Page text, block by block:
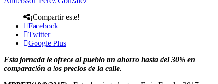
¡Compartir este!
Facebook
Twitter
Google Plus
Esta jornada le ofrece al pueblo un ahorro hasta del 30% en
comparación a los precios de la calle.